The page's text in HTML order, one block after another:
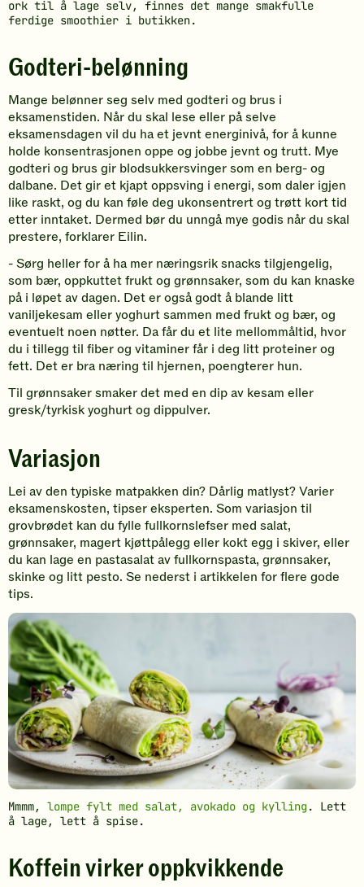
ork til å lage selv, finnes det mange smakfulle
ferdige smoothier i butikken.
Godteri-belønning
Mange belønner seg selv med godteri og brus i
eksamenstiden. Når du skal lese eller på selve
eksamensdagen vil du ha et jevnt energinivå, for å kunne
holde konsentrasjonen oppe og jobbe jevnt og trutt. Mye
godteri og brus gir blodsukkersvinger som en berg- og
dalbane. Det gir et kjapt oppsving i energi, som daler igjen
like raskt, og du kan føle deg ukonsentrert og trøtt kort tid
etter inntaket. Dermed bør du unngå mye godis når du skal
prestere, forklarer Eilin.
- Sørg heller for å ha mer næringsrik snacks tilgjengelig,
som bær, oppkuttet frukt og grønnsaker, som du kan knaske
på i løpet av dagen. Det er også godt å blande litt
vaniljekesam eller yoghurt sammen med frukt og bær, og
eventuelt noen nøtter. Da får du et lite mellommåltid, hvor
du i tillegg til fiber og vitaminer får i deg litt proteiner og
fett. Det er bra næring til hjernen, poengterer hun.
Til grønnsaker smaker det med en dip av kesam eller
gresk/tyrkisk yoghurt og dippulver.
Variasjon
Lei av den typiske matpakken din? Dårlig matlyst? Varier
eksamenskosten, tipser eksperten. Som variasjon til
grovbrødet kan du fylle fullkornslefser med salat,
grønnsaker, magert kjøttpålegg eller kokt egg i skiver, eller
du kan lage en pastasalat av fullkornspasta, grønnsaker,
skinke og litt pesto. Se nederst i artikkelen for flere gode
tips.
Mmmm, lompe fylt med salat, avokado og kylling. Lett
å lage, lett å spise.
Koffein virker oppkvikkende